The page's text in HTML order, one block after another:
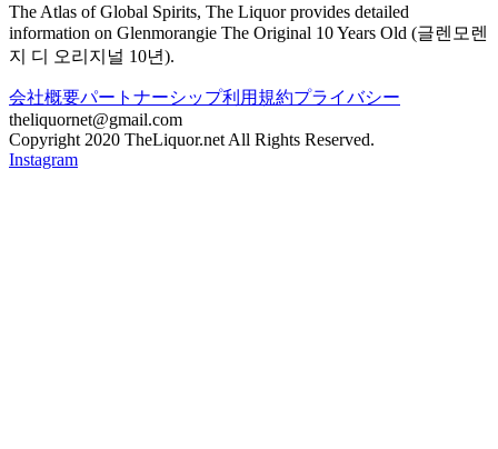
The Atlas of Global Spirits, The Liquor provides detailed
information on Glenmorangie The Original 10 Years Old (글렌모렌
지 디 오리지널 10년).
会社概要パートナーシップ利用規約プライバシー
theliquornet@gmail.com
Copyright 2020 TheLiquor.net All Rights Reserved.
Instagram